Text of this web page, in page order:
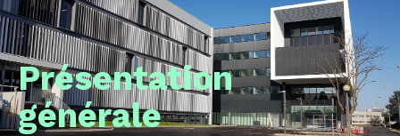
Présentation
générale